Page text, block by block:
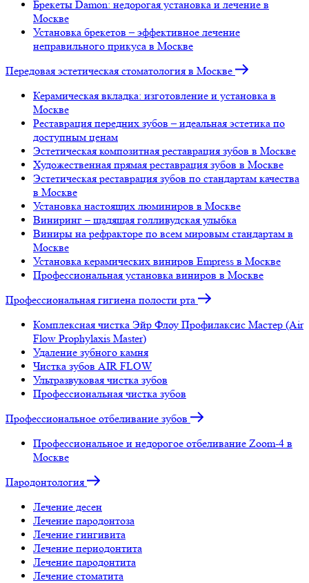
Брекеты Damon: недорогая установка и лечение в
Москве
Установка брекетов – эффективное лечение
неправильного прикуса в Москве
Передовая эстетическая стоматология в Москве
Керамическая вкладка: изготовление и установка в
Москве
Реставрация передних зубов – идеальная эстетика по
доступным ценам
Эстетическая композитная реставрация зубов в Москве
Художественная прямая реставрация зубов в Москве
Эстетическая реставрация зубов по стандартам качества
в Москве
Установка настоящих люминиров в Москве
Виниринг – щадящая голливудская улыбка
Виниры на рефракторе по всем мировым стандартам в
Москве
Установка керамических виниров Empress в Москве
Профессиональная установка виниров в Москве
Профессиональная гигиена полости рта
Комплексная чистка Эйр Флоу Профилаксис Мастер (Air
Flow Prophylaxis Master)
Удаление зубного камня
Чистка зубов AIR FLOW
Ультразвуковая чистка зубов
Профессиональная чистка зубов
Профессиональное отбеливание зубов
Профессиональное и недорогое отбеливание Zoom-4 в
Москве
Пародонтология
Лечение десен
Лечение пародонтоза
Лечение гингивита
Лечение периодонтита
Лечение пародонтита
Лечение стоматита